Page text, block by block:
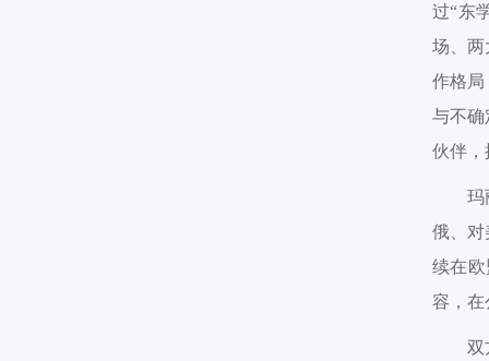
过“东
场、两
作格局
与不确
伙伴，
玛
俄、对
续在
容，在
双